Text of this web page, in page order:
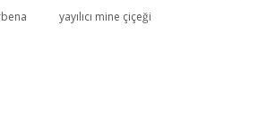
yayılıcı mine çiçeği